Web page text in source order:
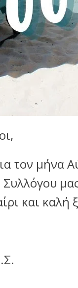
τον μήνα
Συλλόγου
και καλή